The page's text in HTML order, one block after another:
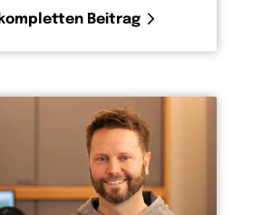
Beitrag